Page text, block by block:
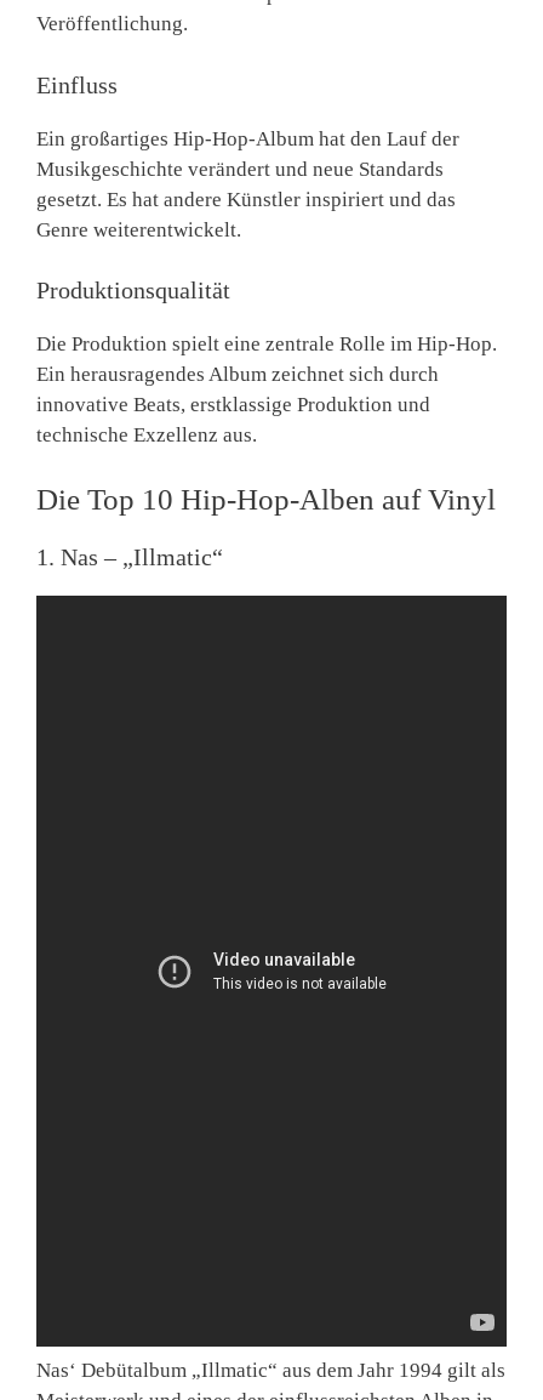
Veröffentlichung.
Einfluss
Ein großartiges Hip-Hop-Album hat den Lauf der
Musikgeschichte verändert und neue Standards
gesetzt. Es hat andere Künstler inspiriert und das
Genre weiterentwickelt.
Produktionsqualität
Die Produktion spielt eine zentrale Rolle im Hip-Hop.
Ein herausragendes Album zeichnet sich durch
innovative Beats, erstklassige Produktion und
technische Exzellenz aus.
Die Top 10 Hip-Hop-Alben auf Vinyl
1. Nas – „Illmatic“
Nas‘ Debütalbum „Illmatic“ aus dem Jahr 1994 gilt als